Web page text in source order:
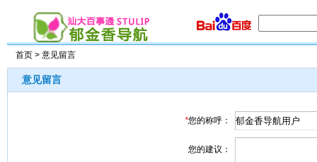
首页 > 意见留言
意见留言
*您的称呼：
您的建议：